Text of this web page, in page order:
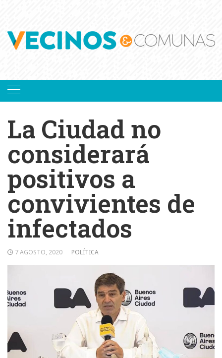
La Ciudad no
considerará
positivos a
convivientes de
infectados
7 AGOSTO, 2020 POLÍTICA